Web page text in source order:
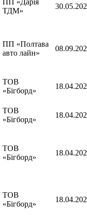
ТДМ»
ПП «Полтава
авто лайн»
ТОВ
«Бігборд»
ТОВ
«Бігборд»
ТОВ
«Бігборд»
ТОВ
«Бігборд»